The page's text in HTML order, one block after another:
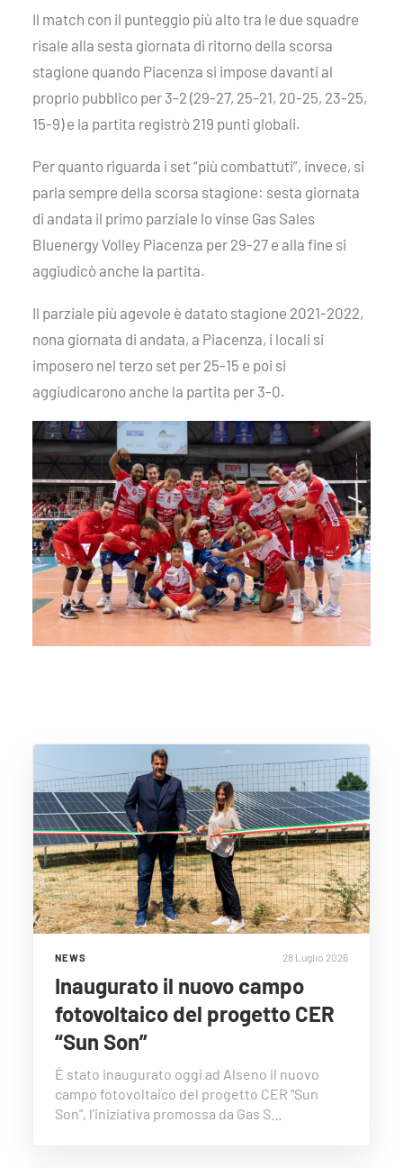
Il match con il punteggio più alto tra le due squadre
risale alla sesta giornata di ritorno della scorsa
stagione quando Piacenza si impose davanti al
proprio pubblico per 3-2 (29-27, 25-21, 20-25, 23-25,
15-9) e la partita registrò 219 punti globali.
Per quanto riguarda i set “più combattuti”, invece, si
parla sempre della scorsa stagione: sesta giornata
di andata il primo parziale lo vinse Gas Sales
Bluenergy Volley Piacenza per 29-27 e alla fine si
aggiudicò anche la partita.
Il parziale più agevole è datato stagione 2021-2022,
nona giornata di andata, a Piacenza, i locali si
imposero nel terzo set per 25-15 e poi si
aggiudicarono anche la partita per 3-0.
NEWS 28 Luglio 2026
Inaugurato il nuovo campo
fotovoltaico del progetto CER
“Sun Son”
È stato inaugurato oggi ad Alseno il nuovo
campo fotovoltaico del progetto CER "Sun
Son", l'iniziativa promossa da Gas S…